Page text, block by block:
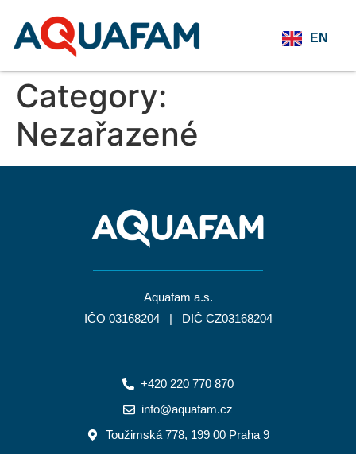
EN
CS
Category:
Nezařazené
Aquafam a.s.
IČO 03168204 | DIČ CZ03168204
+420 220 770 870
info@aquafam.cz
Toužimská 778, 199 00 Praha 9